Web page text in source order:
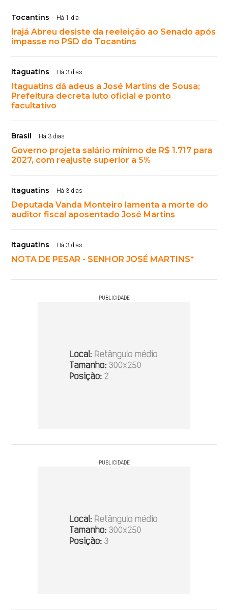
Tocantins Há 1 dia
Irajá Abreu desiste da reeleição ao Senado após
impasse no PSD do Tocantins
Itaguatins Há 3 dias
Itaguatins dá adeus a José Martins de Sousa;
Prefeitura decreta luto oficial e ponto
facultativo
Brasil Há 3 dias
Governo projeta salário mínimo de R$ 1.717 para
2027, com reajuste superior a 5%
Itaguatins Há 3 dias
Deputada Vanda Monteiro lamenta a morte do
auditor fiscal aposentado José Martins
Itaguatins Há 3 dias
NOTA DE PESAR - SENHOR JOSÉ MARTINS*
PUBLICIDADE
PUBLICIDADE